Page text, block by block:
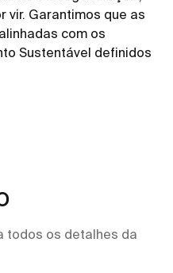
vir. Garantimos que as
com os
Sustentável definidos
todos os detalhes da